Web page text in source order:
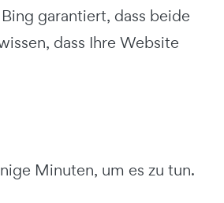
garantiert, dass beide
dass Ihre Website
Minuten, um es zu tun.